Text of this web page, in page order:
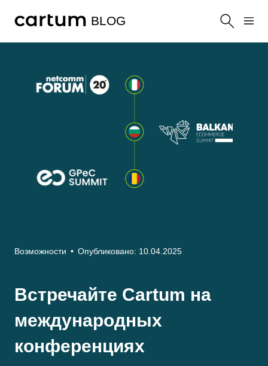
BLOG
Возможности • Опубликовано: 10.04.2025
Встречайте Cartum на
международных
конференциях